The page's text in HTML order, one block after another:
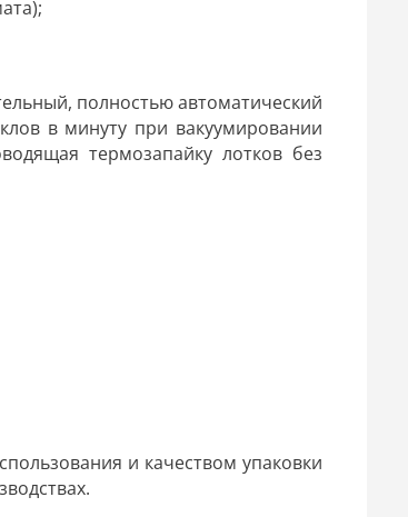
полностью автоматический
в минуту при вакуумировании
термозапайку лотков без
и качеством упаковки